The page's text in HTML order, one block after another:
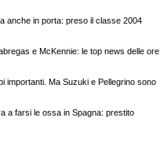
anche in porta: preso il classe 2004
e McKennie: le top news delle ore
importanti. Ma Suzuki e Pellegrino sono
a farsi le ossa in Spagna: prestito